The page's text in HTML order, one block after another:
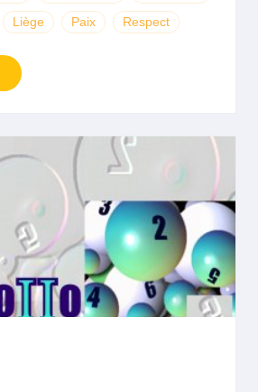
Liège Paix Respect